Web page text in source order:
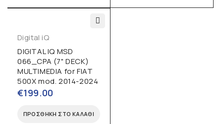
Digital iQ
DIGITAL IQ MSD
066_CPA (7" DECK)
MULTIMEDIA for FIAT
500X mod. 2014-2024
€199.00
ΠΡΟΣΘΉΚΗ ΣΤΟ ΚΑΛΆΘΙ